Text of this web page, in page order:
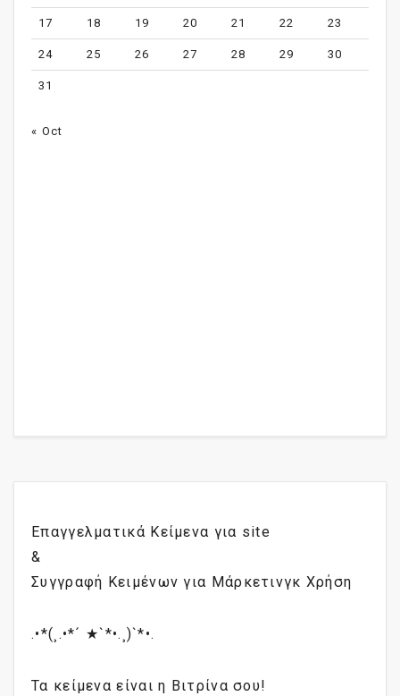
17 18 19 20 21 22 23
24 25 26 27 28 29 30
31
« Oct
Επαγγελματικά Κείμενα για site
&
Συγγραφή Κειμένων για Μάρκετινγκ Χρήση
.•*(¸.•*´ ★`*•.¸)`*•.
Τα κείμενα είναι η Βιτρίνα σου!